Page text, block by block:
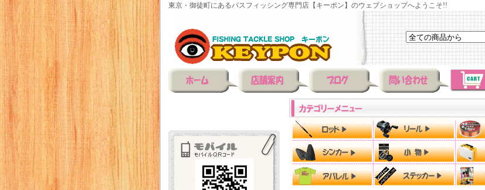
東京・御徒町にあるバスフィッシング専門店【キーポン】のウェブショップへようこそ!!